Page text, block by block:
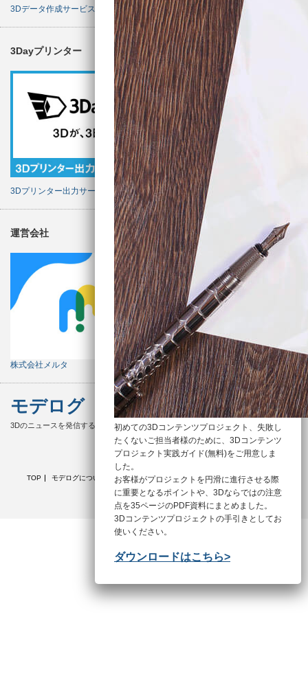
3Dデータ作成サービス
3Dayプリンター
3Dプリンター出力サービス
運営会社
株式会社メルタ
モデログ
3Dのニュースを発信するメディア
TwitterFacebook
TOP モデログについて 新着記事 カテゴリ別 3D用語集
自社サービス
モデログAll rights reserved.
初めての3Dコンテンツプロジェクト、失敗し
たくないご担当者様のために、3Dコンテンツ
プロジェクト実践ガイド(無料)をご用意しま
した。
お客様がプロジェクトを円滑に進行させる際
に重要となるポイントや、3Dならではの注意
点を35ページのPDF資料にまとめました。
3Dコンテンツプロジェクトの手引きとしてお
使いください。
ダウンロードはこちら>